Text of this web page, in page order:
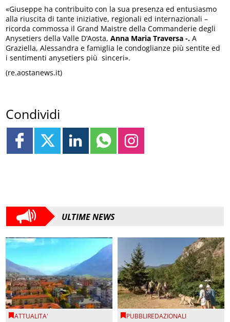
«Giuseppe ha contribuito con la sua presenza ed entusiasmo
alla riuscita di tante iniziative, regionali ed internazionali –
ricorda commossa il Grand Maistre della Commanderie degli
Anysetiers della Valle D’Aosta,Anna Maria Traversa -.A
Graziella, Alessandra e famiglia le condoglianze più sentite ed
i sentimenti anysetiers più sinceri».
(re.aostanews.it)
Condividi
ULTIME NEWS
ATTUALITA' PUBBLIREDAZIONALI